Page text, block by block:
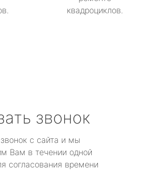
квадроциклов.
звонок
с сайта и мы
Вам в течении одной
согласования времени